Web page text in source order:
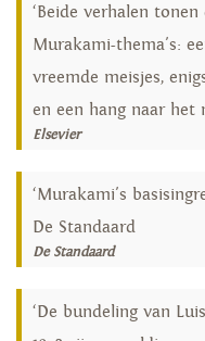
‘Beide verhalen
Murakami-thema's:
vreemde meisjes,
en een hang naar het
Elsevier
‘Murakami's
De Standaard
De Standaard
‘De bundeling van